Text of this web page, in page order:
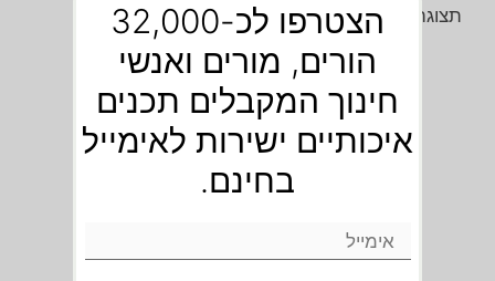
תצוגה מקדימה של דף העבודה סיפורים חשבוניים:
הצטרפו לכ-32,000
הורים, מורים ואנשי
חינוך המקבלים תכנים
איכותיים ישירות לאימייל
בחינם.